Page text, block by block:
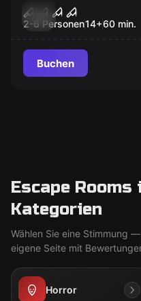
The Nun
2-6 Personen14+60 min.
Buchen
Escape Rooms
Kategorien
Wählen Sie eine Stimmung
eigene Seite mit
Horror